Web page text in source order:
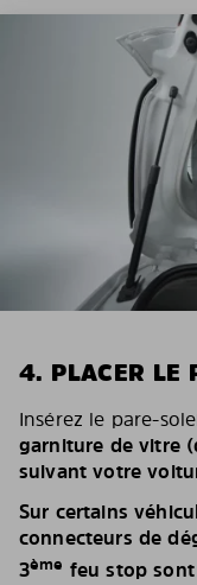
4. PLACER LE
Insérez le pare-
garniture de vitre
suivant votre
Sur certains
connecteurs de
3ème feu stop sont